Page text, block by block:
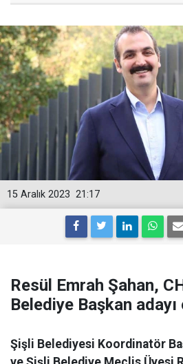
21:17
15 Aralık 2023
Resül Emrah Şahan,
Belediye Başkan
Şişli Belediyesi Koordinatör